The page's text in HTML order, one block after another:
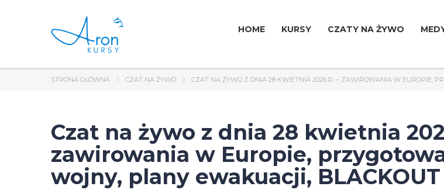
HOME KURSY CZATY NA ŻYWO
STRONA GŁÓWNA CZAT NA ŻYWO CZAT NA ŻYWO Z DNIA 28 KWIETNIA 2026 R. – ZAWIROWANIA W EUROPIE,
Czat na żywo z dnia 28 kwietnia
zawirowania w Europie,
wojny, plany ewakuacji, BLACKOUT